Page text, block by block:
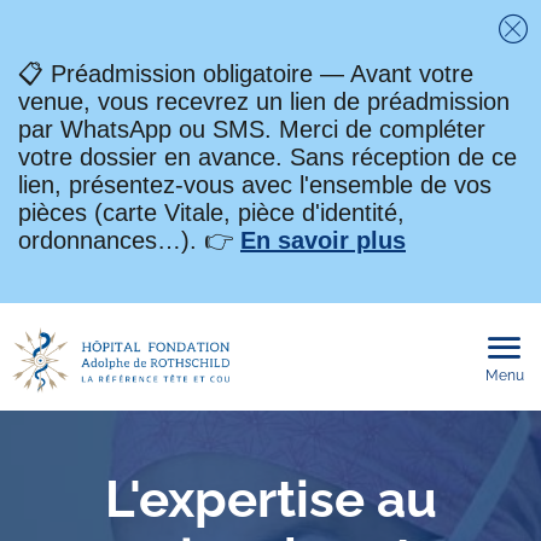
📋 Préadmission obligatoire — Avant votre
venue, vous recevrez un lien de préadmission
par WhatsApp ou SMS. Merci de compléter
votre dossier en avance. Sans réception de ce
lien, présentez-vous avec l'ensemble de vos
pièces (carte Vitale, pièce d'identité,
ordonnances…). 👉 En savoir plus
Menu
L'expertise au